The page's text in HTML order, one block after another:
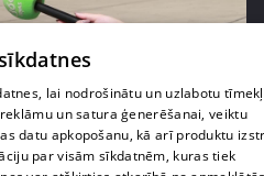
nosaka iepirkuma
lai nodrošinātu un uzlabotu
un satura ģenerēšanai, veiktu
datu apkopošanu, kā arī produktu
par visām sīkdatnēm, kuras tiek